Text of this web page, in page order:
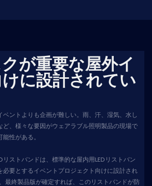
が重要な屋外イ
に設計されてい
ベントよりも企画が難しい。雨、汗、湿気、水し
ど、様々な要因がウェアラブル照明製品の現場で
性がある。
リストバンドは、標準的な屋内用LEDリストバン
必要とするイベントプロジェクト向けに設計され
最終製品版が確定すれば、このリストバンドが防